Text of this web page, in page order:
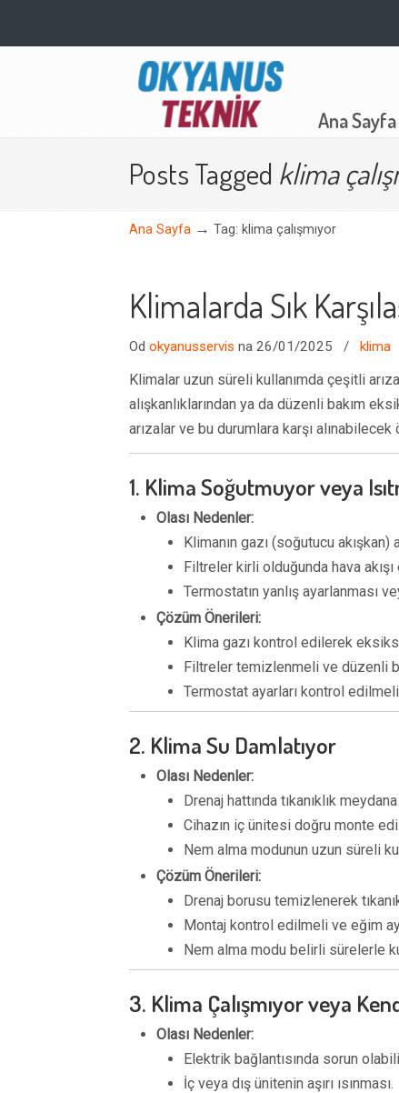
Ana Sayfa
Navigation
Posts Tagged klima
Ana Sayfa → Tag: klima çalışmıyor
Klimalarda Sık
Od okyanusservis na 26/01/2025 / klima
Klimalar uzun süreli kullanımda çeşitli
alışkanlıklarından ya da düzenli bakım
arızalar ve bu durumlara karşı alınabilecek
1. Klima Soğutmuyor veya
Olası Nedenler:
Klimanın gazı (soğutucu
Filtreler kirli olduğunda hava
Termostatın yanlış ayarlanması
Çözüm Önerileri:
Klima gazı kontrol edilerek
Filtreler temizlenmeli ve düzenli
Termostat ayarları kontrol
2. Klima Su Damlatıyor
Olası Nedenler:
Drenaj hattında tıkanıklık
Cihazın iç ünitesi doğru monte
Nem alma modunun uzun süreli
Çözüm Önerileri:
Drenaj borusu temizlenerek
Montaj kontrol edilmeli ve eğim
Nem alma modu belirli sürelerle
3. Klima Çalışmıyor veya
Olası Nedenler:
Elektrik bağlantısında sorun
İç veya dış ünitenin aşırı ısınması.